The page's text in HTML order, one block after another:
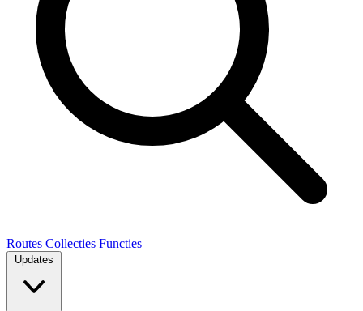
Routes Collecties Functies
Updates